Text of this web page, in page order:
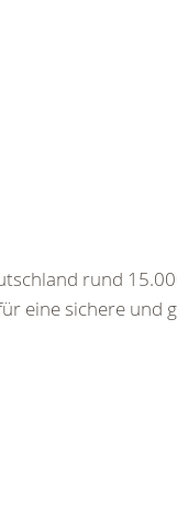
rund
eine sichere und